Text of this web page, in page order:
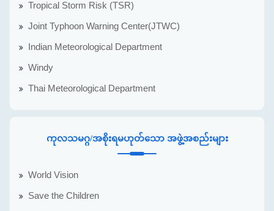
Tropical Storm Risk (TSR)
Joint Typhoon Warning Center(JTWC)
Indian Meteorological Department
Windy
Thai Meteorological Department
ကုလသမဂ္ဂ/အစိုးရမဟုတ်သော အဖွဲ့အစည်းများ
World Vision
Save the Children